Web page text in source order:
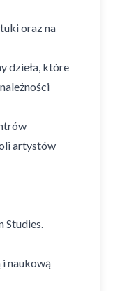
oraz na
dzieła, które
artystów
naukową